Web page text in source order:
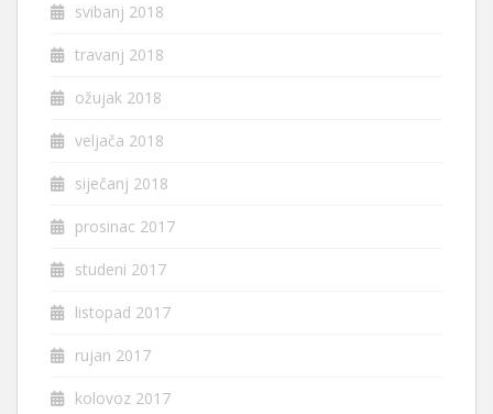
svibanj 2018
travanj 2018
ožujak 2018
veljača 2018
siječanj 2018
prosinac 2017
studeni 2017
listopad 2017
rujan 2017
kolovoz 2017